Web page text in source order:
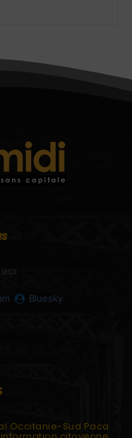
Bluesky
Occitanie-Sud Paca